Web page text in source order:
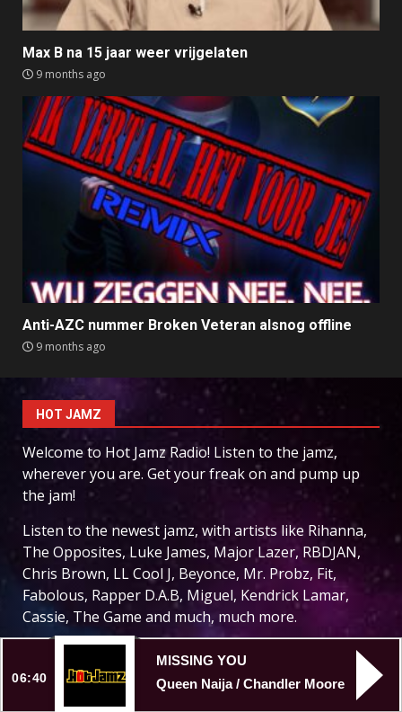
Max B na 15 jaar weer vrijgelaten
9 months ago
Anti-AZC nummer Broken Veteran alsnog offline
9 months ago
HOT JAMZ
Welcome to Hot Jamz Radio! Listen to the jamz,
wherever you are. Get your freak on and pump up
the jam!
Listen to the newest jamz, with artists like Rihanna,
The Opposites, Luke James, Major Lazer, RBDJAN,
Chris Brown, LL Cool J, Beyonce, Mr. Probz, Fit,
Fabolous, Rapper D.A.B, Miguel, Kendrick Lamar,
Cassie, The Game and much, much more.
06:40
MISSING YOU
Queen Naija / Chandler Moore